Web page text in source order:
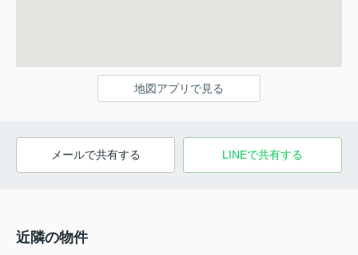
地図アプリで見る
メールで共有する LINEで共有する
近隣の物件